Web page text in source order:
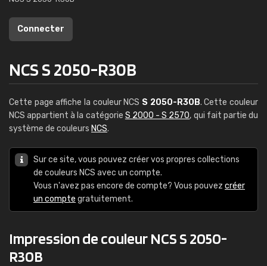
Connecter
NCS S 2050-R30B
Cette page affiche la couleur NCS S 2050-R30B. Cette couleur
NCS appartient à la catégorie S 2000 - S 2570, qui fait partie du
système de couleurs NCS.
Sur ce site, vous pouvez créer vos propres collections
de couleurs NCS avec un compte.
Vous n'avez pas encore de compte? Vous pouvez créer
un compte gratuitement.
Impression de couleur NCS S 2050-
R30B